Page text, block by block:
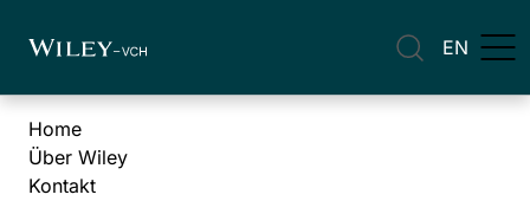
EN
Home
Über Wiley
Kontakt